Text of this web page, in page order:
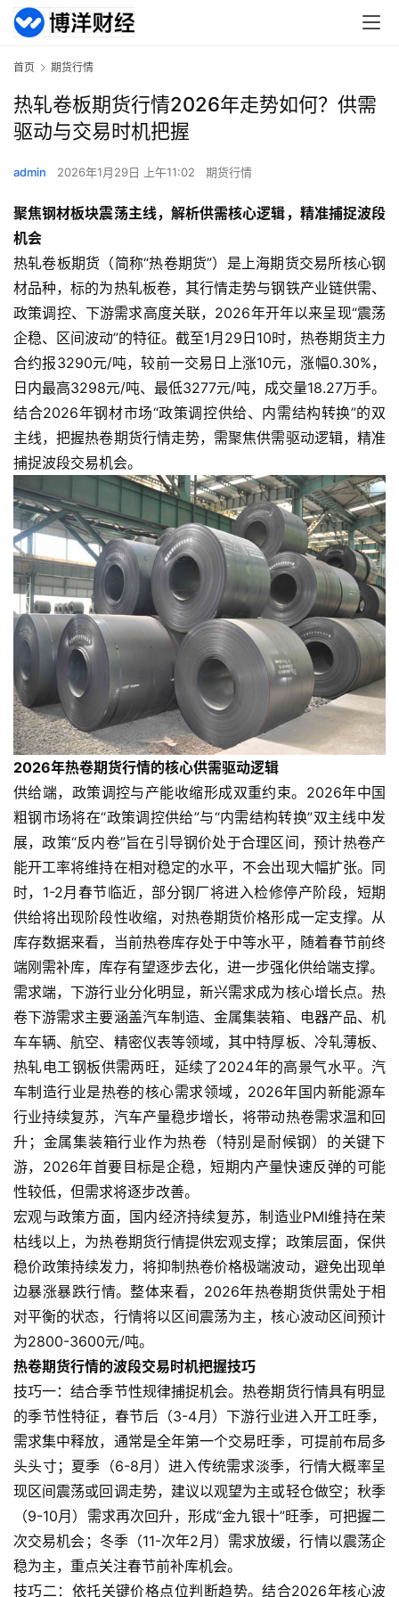
原
油
期
货
首页 期货行情
热轧卷板期货行情2026年走势如何？供需
驱动与交易时机把握
admin 2026年1月29日 上午11:02 期货行情
聚焦钢材板块震荡主线，解析供需核心逻辑，精准捕捉波段
机会
热轧卷板期货（简称“热卷期货”）是上海期货交易所核心钢
材品种，标的为热轧板卷，其行情走势与钢铁产业链供需、
政策调控、下游需求高度关联，2026年开年以来呈现“震荡
企稳、区间波动”的特征。截至1月29日10时，热卷期货主力
合约报3290元/吨，较前一交易日上涨10元，涨幅0.30%，
日内最高3298元/吨、最低3277元/吨，成交量18.27万手。
结合2026年钢材市场“政策调控供给、内需结构转换”的双
主线，把握热卷期货行情走势，需聚焦供需驱动逻辑，精准
捕捉波段交易机会。
2026年热卷期货行情的核心供需驱动逻辑
供给端，政策调控与产能收缩形成双重约束。2026年中国
粗钢市场将在“政策调控供给”与“内需结构转换”双主线中发
展，政策“反内卷”旨在引导钢价处于合理区间，预计热卷产
能开工率将维持在相对稳定的水平，不会出现大幅扩张。同
时，1-2月春节临近，部分钢厂将进入检修停产阶段，短期
供给将出现阶段性收缩，对热卷期货价格形成一定支撑。从
库存数据来看，当前热卷库存处于中等水平，随着春节前终
端刚需补库，库存有望逐步去化，进一步强化供给端支撑。
需求端，下游行业分化明显，新兴需求成为核心增长点。热
卷下游需求主要涵盖汽车制造、金属集装箱、电器产品、机
车车辆、航空、精密仪表等领域，其中特厚板、冷轧薄板、
热轧电工钢板供需两旺，延续了2024年的高景气水平。汽
车制造行业是热卷的核心需求领域，2026年国内新能源车
行业持续复苏，汽车产量稳步增长，将带动热卷需求温和回
升；金属集装箱行业作为热卷（特别是耐候钢）的关键下
游，2026年首要目标是企稳，短期内产量快速反弹的可能
性较低，但需求将逐步改善。
宏观与政策方面，国内经济持续复苏，制造业PMI维持在荣
枯线以上，为热卷期货行情提供宏观支撑；政策层面，保供
稳价政策持续发力，将抑制热卷价格极端波动，避免出现单
边暴涨暴跌行情。整体来看，2026年热卷期货供需处于相
对平衡的状态，行情将以区间震荡为主，核心波动区间预计
为2800-3600元/吨。
热卷期货行情的波段交易时机把握技巧
技巧一：结合季节性规律捕捉机会。热卷期货行情具有明显
的季节性特征，春节后（3-4月）下游行业进入开工旺季，
需求集中释放，通常是全年第一个交易旺季，可提前布局多
头头寸；夏季（6-8月）进入传统需求淡季，行情大概率呈
现区间震荡或回调走势，建议以观望为主或轻仓做空；秋季
（9-10月）需求再次回升，形成“金九银十”旺季，可把握二
次交易机会；冬季（11-次年2月）需求放缓，行情以震荡企
稳为主，重点关注春节前补库机会。
技巧二：依托关键价格点位判断趋势。结合2026年核心波